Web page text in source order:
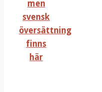
men
svensk
översättning
finns
här